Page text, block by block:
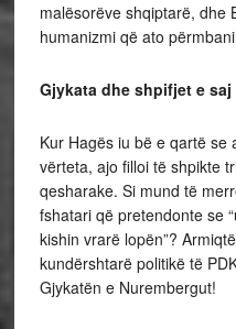
malësorëve shqiptarë, dhe
humanizmi që ato
Gjykata dhe shpifjet e saj
Kur Hagës iu bë e qartë se
vërteta, ajo filloi të shpikte
qesharake. Si mund të
fshatari që pretendonte se
kishin vrarë lopën”?
kundërshtarë politikë të
Gjykatën e Nurembergut!